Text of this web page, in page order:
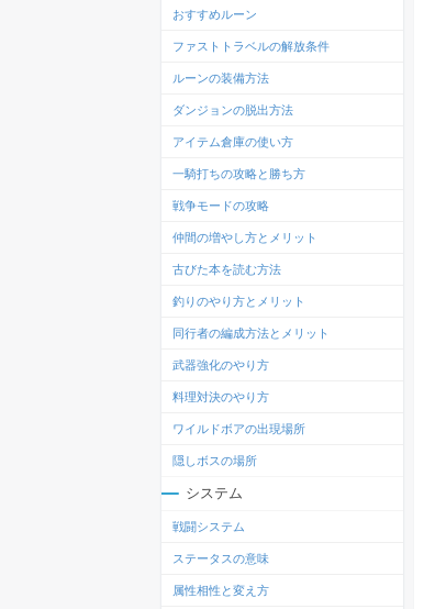
おすすめルーン
ファストトラベルの解放条件
ルーンの装備方法
ダンジョンの脱出方法
アイテム倉庫の使い方
一騎打ちの攻略と勝ち方
戦争モードの攻略
仲間の増やし方とメリット
古びた本を読む方法
釣りのやり方とメリット
同行者の編成方法とメリット
武器強化のやり方
料理対決のやり方
ワイルドボアの出現場所
隠しボスの場所
システム
戦闘システム
ステータスの意味
属性相性と変え方